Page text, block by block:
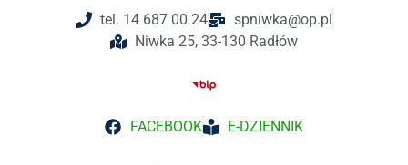
tel. 14 687 00 24
spniwka@op.pl
Niwka 25, 33-130 Radłów
FACEBOOK E-DZIENNIK